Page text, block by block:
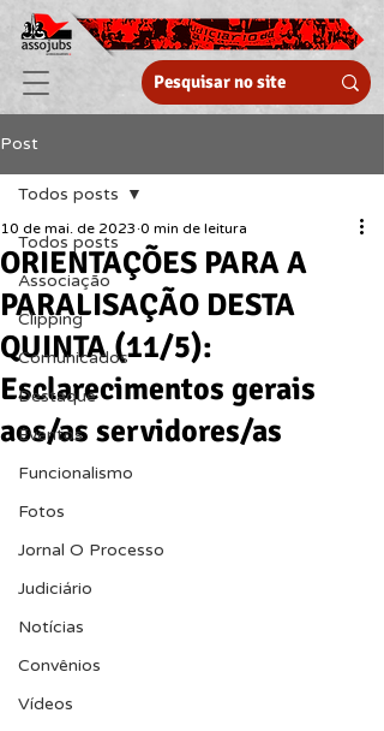
Post
Todos posts
Associação
Clipping
Comunicados
Destaque
Eventos
Funcionalismo
Fotos
Jornal O Processo
Judiciário
Notícias
Convênios
Vídeos
Todos posts
ORIENTAÇÕES PARA A
PARALISAÇÃO DESTA
QUINTA (11/5):
Esclarecimentos gerais
aos/as servidores/as
10 de mai. de 2023 0 min de leitura